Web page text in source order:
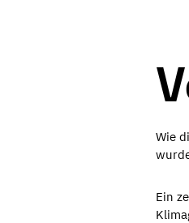
Wie
Ein